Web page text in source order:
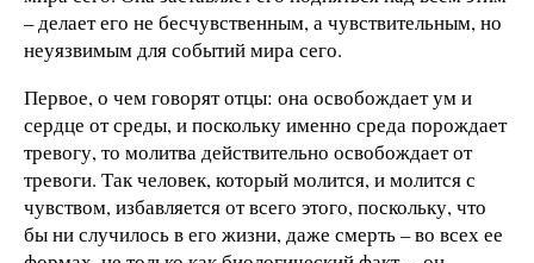
– делает его не бесчувственным, а чувствительным, но
неуязвимым для событий мира сего.
Первое, о чем говорят отцы: она освобождает ум и
сердце от среды, и поскольку именно среда порождает
тревогу, то молитва действительно освобождает от
тревоги. Так человек, который молится, и молится с
чувством, избавляется от всего этого, поскольку, что
бы ни случилось в его жизни, даже смерть – во всех ее